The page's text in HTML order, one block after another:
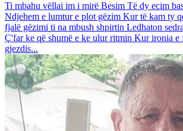
Ti mbahu vëllai im i mirë Besim Të dy ecim
Ndjehem e lumtur e plot gëzim Kur të kam ty
fjalë gëzimi ti na mbush shpirtin Ledhaton
Ç'far ke që shumë e ke ulur ritmin Kur ironia e
gjezdis...